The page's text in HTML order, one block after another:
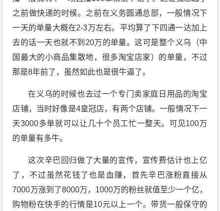
之前做快递的时候。之前在义务圆通总部，一般情况下
一天的单量大概在2-3万左右。平均算了下四通一达加上
去的话一天也就不到20万的单量。这可是整个义乌（中
国最大的小商品集散地，很多淘宝店家）的单量，不过
那是8年前了，虽然如此也是很牛逼了。
在义乌的时候也去过一个专门卖家庭日用品的淘宝
店铺，当时好像是4皇冠店，有两个店铺。一般情况下一
天3000多单就可以让几十个员工忙一整天。可见100万
的单量有多牛。
这次辛巴回归做了大量的宣传，宣传费估计也上亿
了，不过虽然花钱了也是血赚，首先辛巴涨粉直接从
7000万涨到了8000万，1000万的粉丝就值至少一个亿，
购物粉在快手的行情是10元以上一个。带货一般保守的